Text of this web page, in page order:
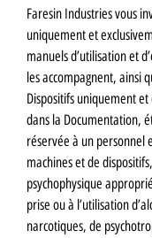
Faresin Industries vous
uniquement et
manuels d’utilisation et
les accompagnent, ainsi
Dispositifs uniquement
dans la Documentation,
réservée à un personnel
machines et de
psychophysique
prise ou à l’utilisation
narcotiques, de